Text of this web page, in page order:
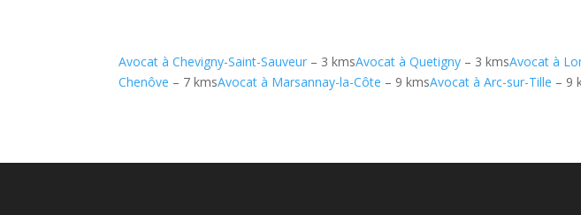
Avocat à Chevigny-Saint-Sauveur – 3 kmsAvocat à Quetigny – 3 kmsAvocat à
Chenôve – 7 kmsAvocat à Marsannay-la-Côte – 9 kmsAvocat à Arc-sur-Tille – 9